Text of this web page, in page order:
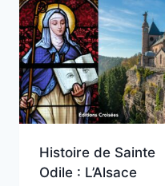
Histoire de Sainte
Odile : L’Alsace